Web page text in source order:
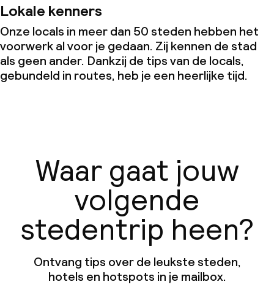
Lokale kenners
Onze locals in meer dan 50 steden hebben het
voorwerk al voor je gedaan. Zij kennen de stad
als geen ander. Dankzij de tips van de locals,
gebundeld in routes, heb je een heerlijke tijd.
Waar gaat jouw
volgende
stedentrip heen?
Ontvang tips over de leukste steden,
hotels en hotspots in je mailbox.